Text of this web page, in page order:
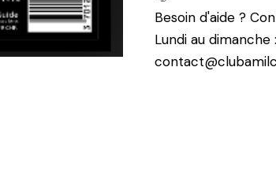
Besoin d'aide ?
Lundi au